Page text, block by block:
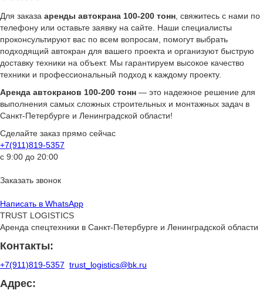
Для заказа аренды автокрана 100-200 тонн , свяжитесь с нами по
телефону или оставьте заявку на сайте. Наши специалисты
проконсультируют вас по всем вопросам, помогут выбрать
подходящий автокран для вашего проекта и организуют быструю
доставку техники на объект. Мы гарантируем высокое качество
техники и профессиональный подход к каждому проекту.
Аренда автокранов 100-200 тонн — это надежное решение для
выполнения самых сложных строительных и монтажных задач в
Санкт-Петербурге и Ленинградской области!
Сделайте заказ прямо сейчас
+7(911)819-5357
с 9:00 до 20:00
Заказать звонок
Написать в WhatsApp
TRUST LOGISTICS
Аренда спецтехники в Санкт-Петербурге и Ленинградской области
Контакты:
+7(911)819-5357 trust_logistics@bk.ru
Адрес: